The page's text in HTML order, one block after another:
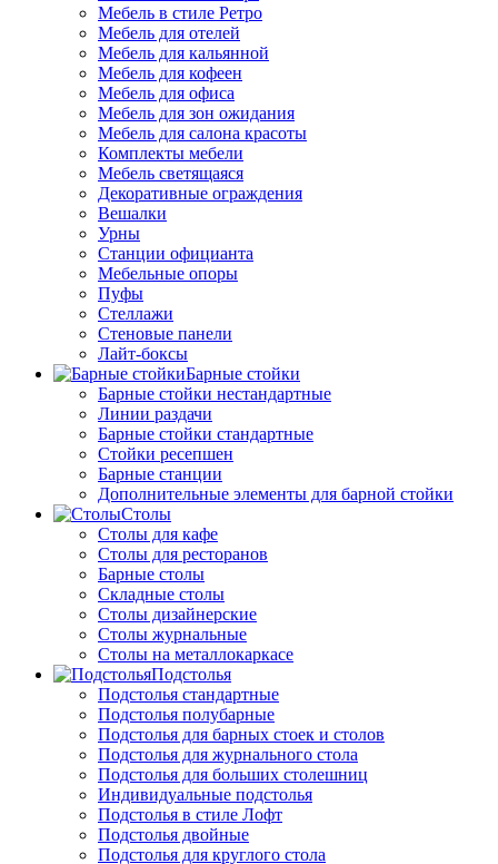
Мебель в стиле Ретро
Мебель для отелей
Мебель для кальянной
Мебель для кофеен
Мебель для офиса
Мебель для зон ожидания
Мебель для салона красоты
Комплекты мебели
Мебель светящаяся
Декоративные ограждения
Вешалки
Урны
Станции официанта
Мебельные опоры
Пуфы
Стеллажи
Стеновые панели
Лайт-боксы
Барные стойки
Барные стойки нестандартные
Линии раздачи
Барные стойки стандартные
Стойки ресепшен
Барные станции
Дополнительные элементы для барной стойки
Столы
Столы для кафе
Столы для ресторанов
Барные столы
Складные столы
Столы дизайнерские
Столы журнальные
Столы на металлокаркасе
Подстолья
Подстолья стандартные
Подстолья полубарные
Подстолья для барных стоек и столов
Подстолья для журнального стола
Подстолья для больших столешниц
Индивидуальные подстолья
Подстолья в стиле Лофт
Подстолья двойные
Подстолья для круглого стола